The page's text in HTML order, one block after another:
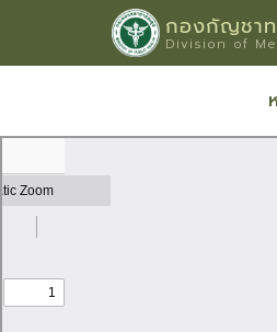
กองกัญชาท
Division of